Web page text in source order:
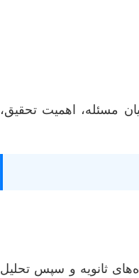
مسئله، اهمیت تحقیق،
ثانویه و سپس تحلیل